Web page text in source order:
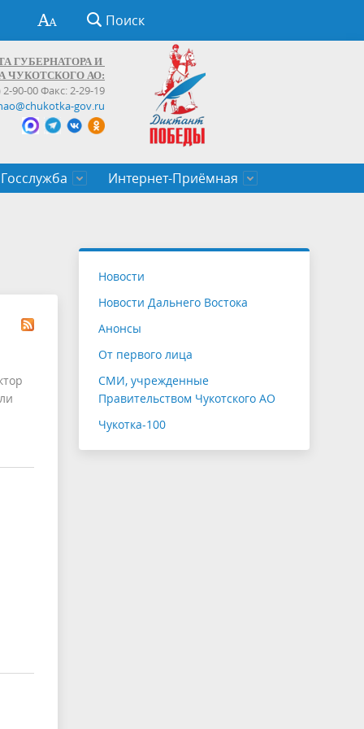
Поиск
ГУБЕРНАТОРА И
ЧУКОТСКОГО АО:
2-90-00 Факс: 2-29-19
gov.ru
Госслужба
служащих Чукотского автономного
Интернет-Приёмная
Новости
Новости Дальнего Востока
Анонсы
От первого лица
СМИ, учрежденные
Правительством Чукотского АО
Чукотка-100